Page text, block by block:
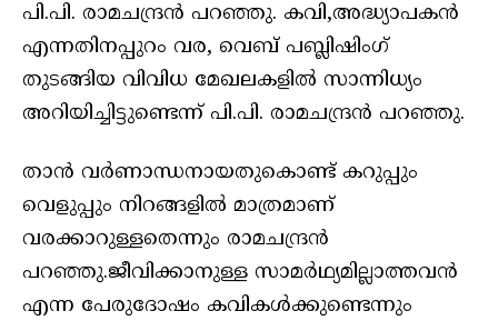
പി.പി. രാമചന്ദ്രൻ പറഞ്ഞു. കവി,അദ്ധ്യാപകൻ
എന്നതിനപ്പുറം വര, വെബ് പബ്ലിഷിംഗ്
തുടങ്ങിയ വിവിധ മേഖലകളിൽ സാന്നിധ്യം
അറിയിച്ചിട്ടുണ്ടെന്ന് പി.പി. രാമചന്ദ്രൻ പറഞ്ഞു.
താൻ വർണാന്ധനായതുകൊണ്ട് കറുപ്പും
വെളുപ്പും നിറങ്ങളിൽ മാത്രമാണ്
വരക്കാറുള്ളതെന്നും രാമചന്ദ്രൻ
പറഞ്ഞു.ജീവിക്കാനുള്ള സാമർഥ്യമില്ലാത്തവൻ
എന്ന പേരുദോഷം കവികൾക്കുണ്ടെന്നും